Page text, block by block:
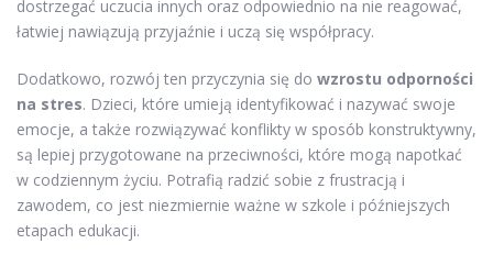
dostrzegać uczucia innych oraz odpowiednio na nie reagować,
łatwiej nawiązują przyjaźnie i uczą się współpracy.
Dodatkowo, rozwój ten przyczynia się do wzrostu odporności
na stres. Dzieci, które umieją identyfikować i nazywać swoje
emocje, a także rozwiązywać konflikty w sposób konstruktywny,
są lepiej przygotowane na przeciwności, które mogą napotkać
w codziennym życiu. Potrafią radzić sobie z frustracją i
zawodem, co jest niezmiernie ważne w szkole i późniejszych
etapach edukacji.